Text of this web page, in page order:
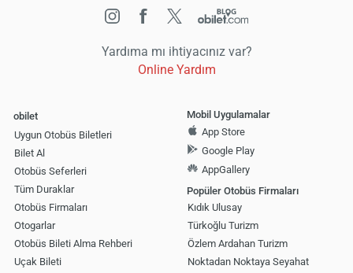
Yardıma mı ihtiyacınız var?
Online Yardım
obilet
Uygun Otobüs Biletleri
Bilet Al
Otobüs Seferleri
Tüm Duraklar
Otobüs Firmaları
Otogarlar
Otobüs Bileti Alma Rehberi
Uçak Bileti
Mobil Uygulamalar
App Store
Google Play
AppGallery
Popüler Otobüs Firmaları
Kıdık Ulusay
Türkoğlu Turizm
Özlem Ardahan Turizm
Noktadan Noktaya Seyahat